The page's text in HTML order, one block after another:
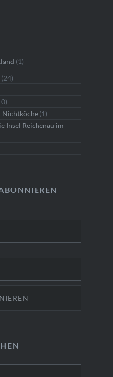
(1)
(24)
Nichtköche(1)
Insel Reichenau im